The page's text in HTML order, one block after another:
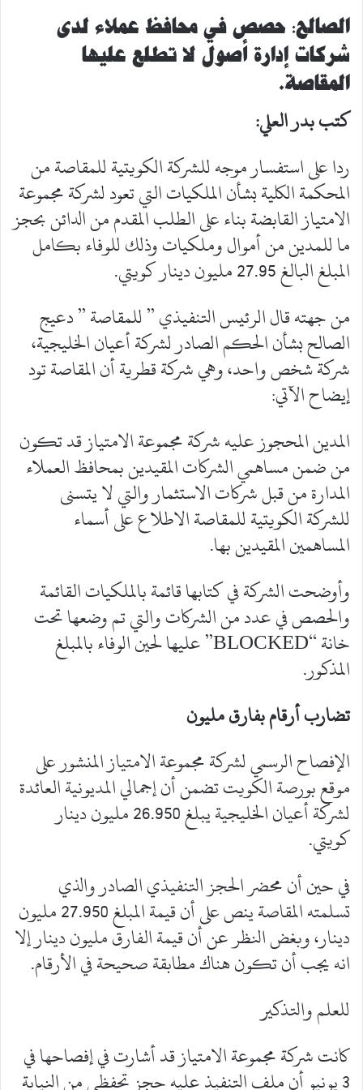
الصالح: حصص في محافظ عملاء لدى
شركات إدارة أصول لا تطلع عليها
المقاصة.
كتب بدر العلي:
ردا على استفسار موجه للشركة الكويتية للمقاصة من
المحكمة الكلية بشأن الملكيات التي تعود لشركة مجموعة
الامتياز القابضة بناء على الطلب المقدم من الدائن بحجز
ما للمدين من أموال وملكيات وذلك للوفاء بكامل
المبلغ البالغ 27.95 مليون دينار كويتي.
من جهته قال الرئيس التنفيذي ” للمقاصة ” دعيج
الصالح بشأن الحكم الصادر لشركة أعيان الخليجية،
شركة شخص واحد، وهي شركة قطرية أن المقاصة تود
إيضاح الآتي:
المدين المحجوز عليه شركة مجموعة الامتياز قد تكون
من ضمن مساهمي الشركات المقيدين بمحافظ العملاء
المدارة من قبل شركات الاستثمار والتي لا يتسنى
للشركة الكويتية للمقاصة الاطلاع على أسماء
المساهمين المقيدين بها.
وأوضحت الشركة في كتابها قائمة بالملكيات القائمة
والحصص في عدد من الشركات والتي تم وضعها تحت
خانة “BLOCKED” عليها لحين الوفاء بالمبلغ
المذكور.
تضارب أرقام بفارق مليون
الإفصاح الرسمي لشركة مجموعة الامتياز المنشور على
موقع بورصة الكويت تضمن أن إجمالي المديونية العائدة
لشركة أعيان الخليجية يبلغ 26.950 مليون دينار
كويتي.
في حين أن محضر الحجز التنفيذي الصادر والذي
تسلمته المقاصة ينص على أن قيمة المبلغ 27.950 مليون
دينار، وبغض النظر عن أن قيمة الفارق مليون دينار إلا
انه يجب أن تكون هناك مطابقة صحيحة في الأرقام.
للعلم والتذكير
كانت شركة مجموعة الامتياز قد أشارت في إفصاحها في
3 يونيو أن ملف التنفيذ عليه حجز تحفظي من النيابة